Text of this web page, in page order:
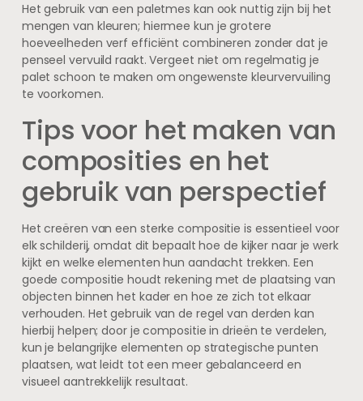
Het gebruik van een paletmes kan ook nuttig zijn bij het
mengen van kleuren; hiermee kun je grotere
hoeveelheden verf efficiënt combineren zonder dat je
penseel vervuild raakt. Vergeet niet om regelmatig je
palet schoon te maken om ongewenste kleurvervuiling
te voorkomen.
Tips voor het maken van
composities en het
gebruik van perspectief
Het creëren van een sterke compositie is essentieel voor
elk schilderij, omdat dit bepaalt hoe de kijker naar je werk
kijkt en welke elementen hun aandacht trekken. Een
goede compositie houdt rekening met de plaatsing van
objecten binnen het kader en hoe ze zich tot elkaar
verhouden. Het gebruik van de regel van derden kan
hierbij helpen; door je compositie in drieën te verdelen,
kun je belangrijke elementen op strategische punten
plaatsen, wat leidt tot een meer gebalanceerd en
visueel aantrekkelijk resultaat.